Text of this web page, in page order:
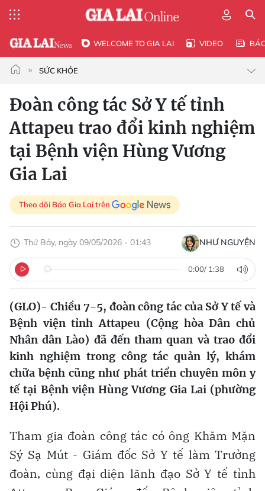
WELCOME TO GIA LAI VIDEO
SỨC KHỎE
Đoàn công tác Sở Y tế tỉnh
Attapeu trao đổi kinh nghiệm
tại Bệnh viện Hùng Vương
Gia Lai
Theo dõi Báo Gia Lai trên
Thứ Bảy, ngày 09/05/2026 - 01:43 NHƯ NGUYỆN
0:00/ 1:38
(GLO)- Chiều 7-5, đoàn công tác của Sở Y tế và
Bệnh viện tỉnh Attapeu (Cộng hòa Dân chủ
Nhân dân Lào) đã đến tham quan và trao đổi
kinh nghiệm trong công tác quản lý, khám
chữa bệnh cũng như phát triển chuyên môn y
tế tại Bệnh viện Hùng Vương Gia Lai (phường
Hội Phú).
Tham gia đoàn công tác có ông Khăm Mặn
Sý Sạ Mút - Giám đốc Sở Y tế làm Trưởng
đoàn, cùng đại diện lãnh đạo Sở Y tế tỉnh